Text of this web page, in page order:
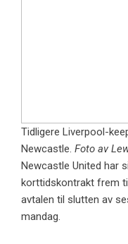
Tidligere Liverpool-
Newcastle. Foto av
Newcastle United har
korttidskontrakt frem
avtalen til slutten av
mandag.